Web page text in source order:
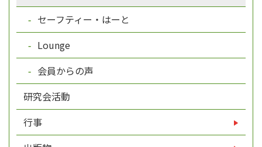
セーフティー・はーと
Lounge
会員からの声
研究会活動
行事